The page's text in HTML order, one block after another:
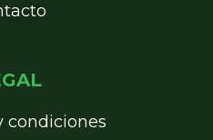
condiciones